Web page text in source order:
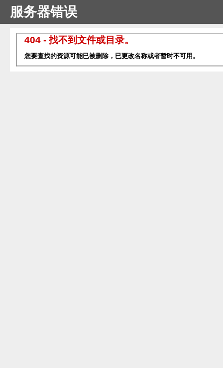
服务器错误
404 - 找不到文件或目录。
您要查找的资源可能已被删除，已更改名称或者暂时不可用。